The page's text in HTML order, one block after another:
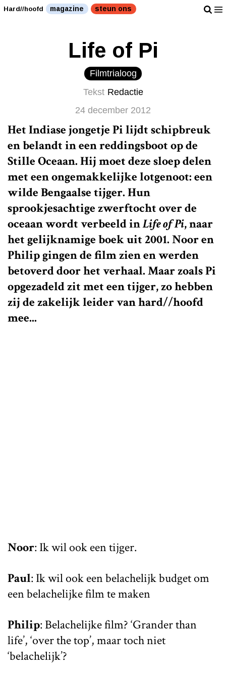
Hard//hoofd magazine steun ons
Life of Pi
Filmtrialoog
Tekst Redactie
24 december 2012
Het Indiase jongetje Pi lijdt schipbreuk
en belandt in een reddingsboot op de
Stille Oceaan. Hij moet deze sloep delen
met een ongemakkelijke lotgenoot: een
wilde Bengaalse tijger. Hun
sprookjesachtige zwerftocht over de
oceaan wordt verbeeld inLife of Pi, naar
het gelijknamige boek uit 2001. Noor en
Philip gingen de film zien en werden
betoverd door het verhaal. Maar zoals Pi
opgezadeld zit met een tijger, zo hebben
zij de zakelijk leider van hard//hoofd
mee...
Noor: Ik wil ook een tijger.
Paul: Ik wil ook een belachelijk budget om
een belachelijke film te maken
Philip: Belachelijke film? ‘Grander than
life’, ‘over the top’, maar toch niet
‘belachelijk’?